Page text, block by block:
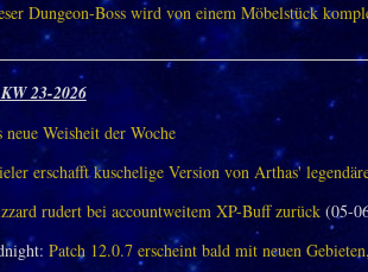
Dungeon-Boss wird von einem Möbelstück
23-2026
neue Weisheit der Woche
erschafft kuschelige Version von Arthas'
rudert bei accountweitem XP-Buff zurück(05-
Patch 12.0.7 erscheint bald mit neuen